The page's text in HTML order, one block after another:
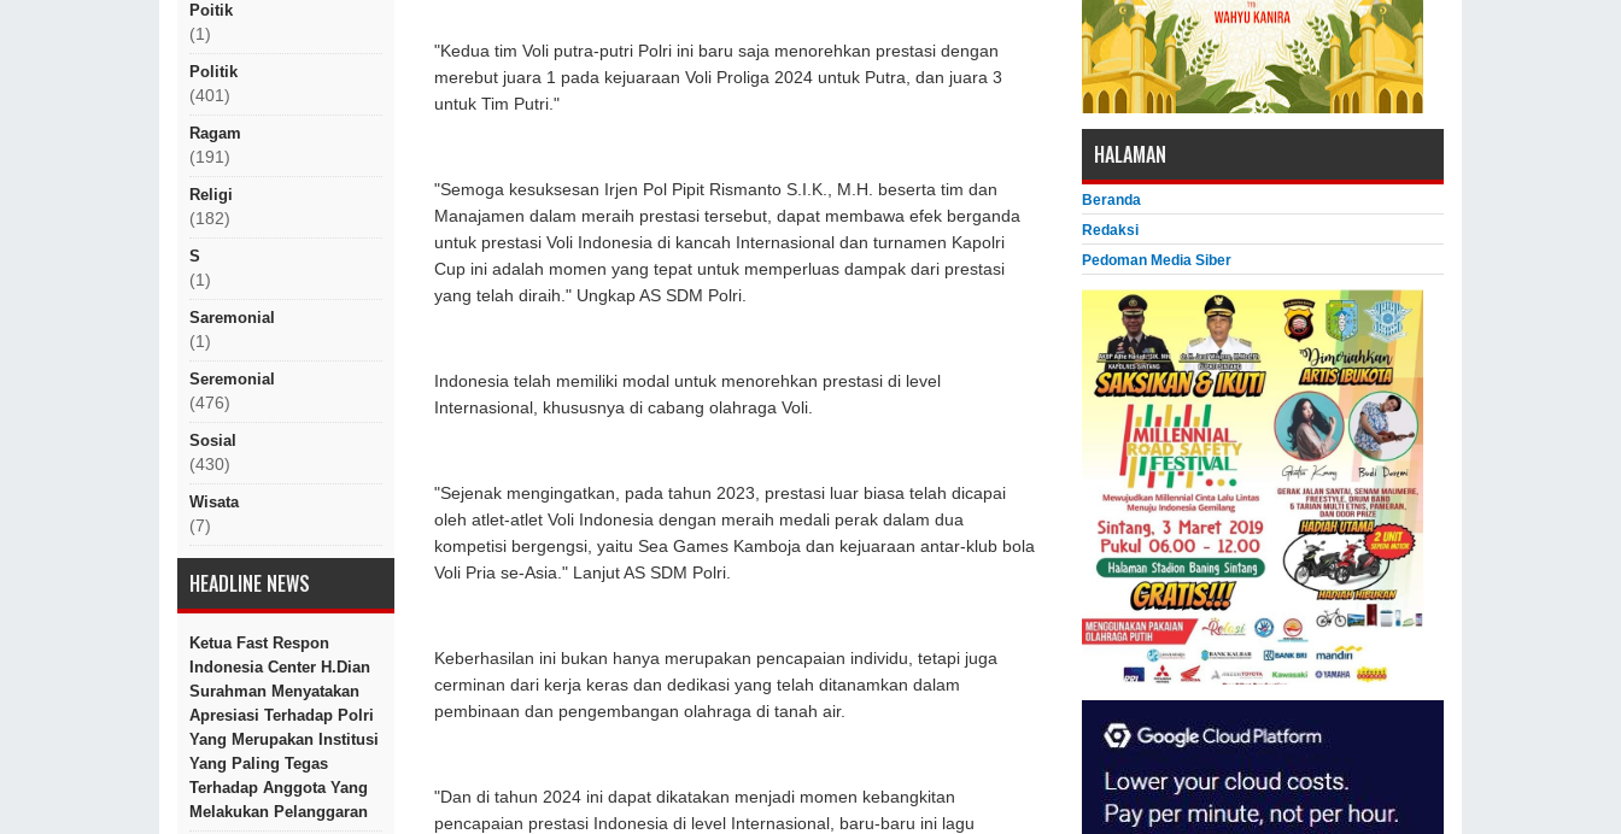
Poitik
(1)
Politik
(401)
Ragam
(191)
Religi
(182)
S
(1)
Saremonial
(1)
Seremonial
(476)
Sosial
(430)
Wisata
(7)
HEADLINE NEWS
Ketua Fast Respon
Indonesia Center H.Dian
Surahman Menyatakan
Apresiasi Terhadap Polri
Yang Merupakan Institusi
Yang Paling Tegas
Terhadap Anggota Yang
Melakukan Pelanggaran
"Kedua tim Voli putra-putri Polri ini baru saja menorehkan prestasi dengan
merebut juara 1 pada kejuaraan Voli Proliga 2024 untuk Putra, dan juara 3
untuk Tim Putri."
"Semoga kesuksesan Irjen Pol Pipit Rismanto S.I.K., M.H. beserta tim dan
Manajamen dalam meraih prestasi tersebut, dapat membawa efek berganda
untuk prestasi Voli Indonesia di kancah Internasional dan turnamen Kapolri
Cup ini adalah momen yang tepat untuk memperluas dampak dari prestasi
yang telah diraih." Ungkap AS SDM Polri.
Indonesia telah memiliki modal untuk menorehkan prestasi di level
Internasional, khususnya di cabang olahraga Voli.
"Sejenak mengingatkan, pada tahun 2023, prestasi luar biasa telah dicapai
oleh atlet-atlet Voli Indonesia dengan meraih medali perak dalam dua
kompetisi bergengsi, yaitu Sea Games Kamboja dan kejuaraan antar-klub bola
Voli Pria se-Asia." Lanjut AS SDM Polri.
Keberhasilan ini bukan hanya merupakan pencapaian individu, tetapi juga
cerminan dari kerja keras dan dedikasi yang telah ditanamkan dalam
pembinaan dan pengembangan olahraga di tanah air.
"Dan di tahun 2024 ini dapat dikatakan menjadi momen kebangkitan
pencapaian prestasi Indonesia di level Internasional, baru-baru ini lagu
HALAMAN
Beranda
Redaksi
Pedoman Media Siber